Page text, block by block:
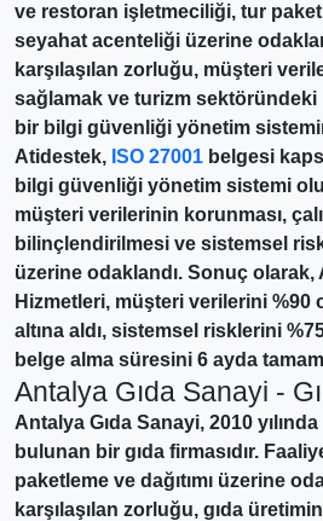
ve restoran işletmeciliği, tur
seyahat acenteliği üzerine
karşılaşılan zorluğu, müşteri
sağlamak ve turizm sektöründeki
bir bilgi güvenliği yönetim
Atidestek, ISO 27001 belgesi
bilgi güvenliği yönetim sistemi
müşteri verilerinin korunması,
bilinçlendirilmesi ve sistemsel
üzerine odaklandı. Sonuç olarak,
Hizmetleri, müşteri verilerini %90
altına aldı, sistemsel risklerini
belge alma süresini 6 ayda
Antalya Gıda Sanayi -
Antalya Gıda Sanayi, 2010
bulunan bir gıda firmasıdır.
paketleme ve dağıtımı üzerine
karşılaşılan zorluğu, gıda